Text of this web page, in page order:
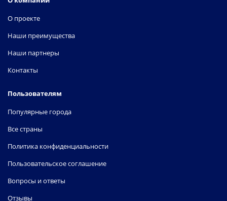
О проекте
Наши преимущества
Наши партнеры
Контакты
Пользователям
Популярные города
Все страны
Политика конфиденциальности
Пользовательское соглашение
Вопросы и ответы
Отзывы